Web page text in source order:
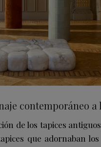
contemporáneo
de los tapices
que adornaban